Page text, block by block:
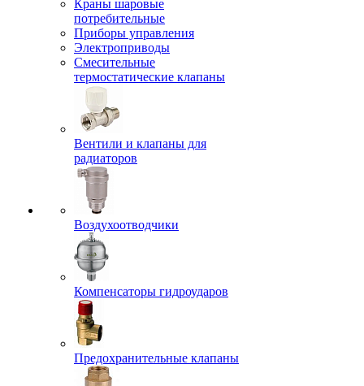
Краны шаровые
потребительные
Приборы управления
Электроприводы
Смесительные
термостатические клапаны
Вентили и клапаны для
радиаторов
Воздухоотводчики
Компенсаторы гидроударов
Предохранительные клапаны